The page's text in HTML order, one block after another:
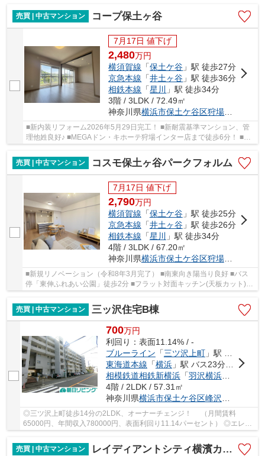
売買 | 中古マンション
コープ保土ヶ谷
7月17日 値下げ
2,480万円
横須賀線 「保土ケ谷 」駅 徒歩27分
京急本線 「井土ヶ谷 」駅 徒歩36分
相鉄本線 「星川
」駅 徒歩34分
3階 / 3LDK / 72.49㎡
神奈川県横浜市保土ケ谷区狩場町
■新内装リフォーム2026年5月29日完工！ ■新耐震基準マンション、管
理他姓良好♪ ■MEGAドン・キホーテ狩場インター店まで徒歩6分！ ■岩
崎小学校が徒歩圏内♪
売買 | 中古マンション
コスモ保土ヶ谷パークフォルム
7月17日 値下げ
2,790万円
横須賀線 「保土ケ谷」駅 徒歩25分
京急本線 「井土ヶ谷」駅 徒歩26分
相鉄本線 「星川 」駅 徒歩34分
4階 / 3LDK / 67.20㎡
神奈川県横浜市保土ケ谷区狩場町
■新規リノベーション（令和8年3月完了） ■南東向き陽当り良好 ■バス
停「東伸ふれあい公園」徒歩2分 ■フラット対面キッチン(天板カット)、
ペンダントライト採用！
売買 | 中古マンション
三ッ沢住宅B棟
700万円
利回り：表面11.14% / -
ブルーライン 「三ツ沢上町」駅 徒歩14分
東海道本線 「横浜」駅 バス23分 「三ッ沢池」 停歩1分
相模鉄道相鉄新横浜「羽沢横浜国大
4階 / 2LDK / 57.31㎡
神奈川県横浜市保土ケ谷区峰沢町
◎三ツ沢上町徒歩14分の2LDK、オーナーチェンジ！ （月間賃料
65000円、年間収入780000円、表面利回り11.14パーセント） ◎エレベ
売買 | 中古マンション
レイディアントシティ横濱カルティエ6